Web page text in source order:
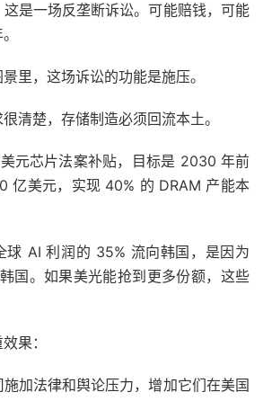
是一场反垄断诉讼。可能赔钱，可能
里，这场诉讼的功能是施压。
清楚，存储制造必须回流本土。
元芯片法案补贴，目标是 2030 年前
亿美元，实现 40% 的 DRAM 产能本
球 AI 利润的 35% 流向韩国，是因为
国。如果美光能抢到更多份额，这些
果：
加法律和舆论压力，增加它们在美国